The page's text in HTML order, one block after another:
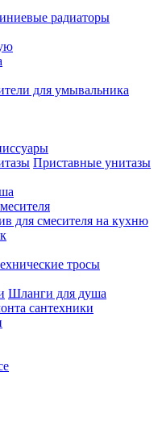
радиаторы
для умывальника
Приставные унитазы
для смесителя на кухню
тросы
Шланги для душа
сантехники